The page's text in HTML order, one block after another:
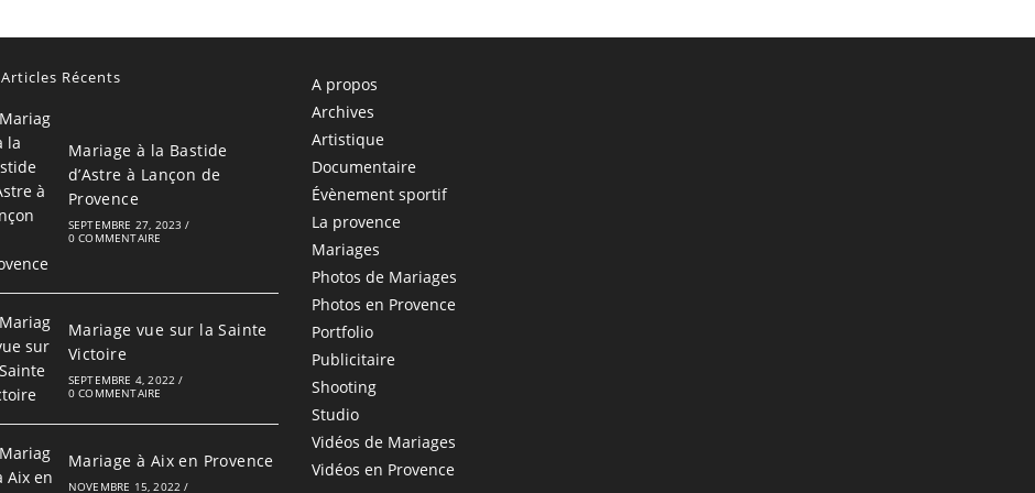
Articles Récents
Mariage à la Bastide
d’Astre à Lançon de
Provence
SEPTEMBRE 27, 2023 /
0 COMMENTAIRE
Mariage vue sur la Sainte
Victoire
SEPTEMBRE 4, 2022 /
0 COMMENTAIRE
Mariage à Aix en Provence
NOVEMBRE 15, 2022 /
A propos
Archives
Artistique
Documentaire
Évènement sportif
La provence
Mariages
Photos de Mariages
Photos en Provence
Portfolio
Publicitaire
Shooting
Studio
Vidéos de Mariages
Vidéos en Provence